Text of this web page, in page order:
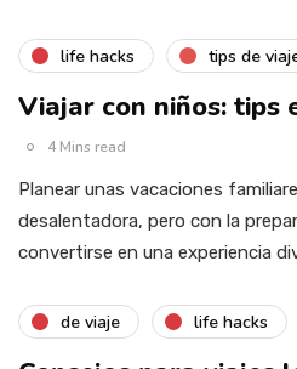
life hacks tips de
Viajar con niños: tips
4 Mins read
Planear unas vacaciones
desalentadora, pero con la
convertirse en una experiencia
de viaje life hacks